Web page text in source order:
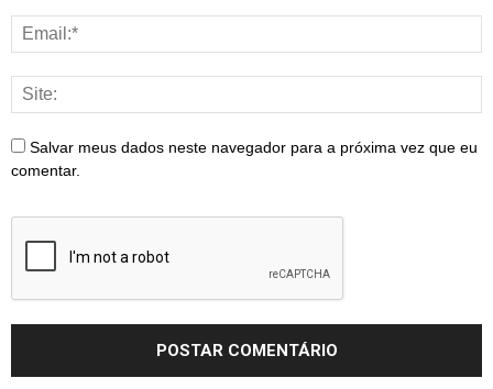
Salvar meus dados neste navegador para a próxima vez que eu
comentar.